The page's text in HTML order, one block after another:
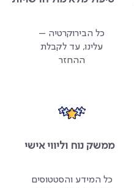
כל הבירוקרטיה –
עלינו, עד לקבלת
ההחזר
ממשק נוח וליווי אישי
כל המידע והסטטוסים